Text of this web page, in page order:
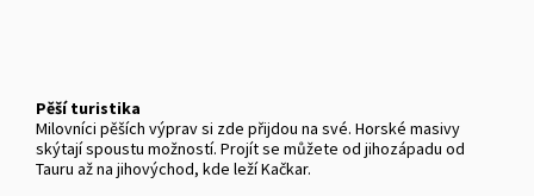
Pěší turistika
Milovníci pěších výprav si zde přijdou na své. Horské masivy
skýtají spoustu možností. Projít se můžete od jihozápadu od
Tauru až na jihovýchod, kde leží Kačkar.